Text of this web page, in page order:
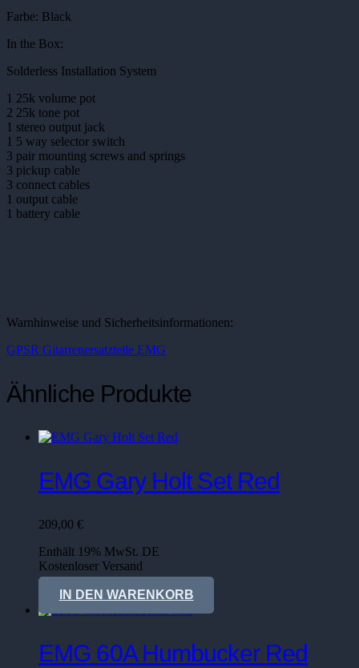
Farbe: Black
In the Box:
Solderless Installation System
1 25k volume pot
2 25k tone pot
1 stereo output jack
1 5 way selector switch
3 pair mounting screws and springs
3 pickup cable
3 connect cables
1 output cable
1 battery cable
Warnhinweise und Sicherheitsinformationen:
GPSR Gitarrenersatzteile EMG
Ähnliche Produkte
EMG Gary Holt Set Red
209,00 €
Enthält 19% MwSt. DE
Kostenloser Versand
Lieferzeit: sofort lieferbar
IN DEN WARENKORB
EMG 60A Humbucker Red